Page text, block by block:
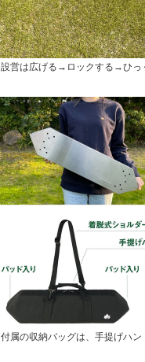
設営は広げる→ロックする→ひっ
付属の収納バッグは、手提げハ